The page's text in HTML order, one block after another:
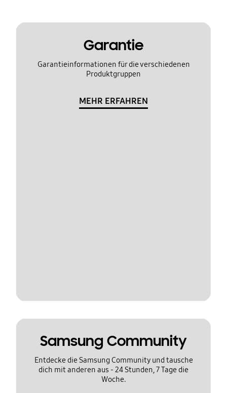
Garantie
Garantieinformationen für die verschiedenen
Produktgruppen
MEHR ERFAHREN
Samsung Community
Entdecke die Samsung Community und tausche
dich mit anderen aus - 24 Stunden, 7 Tage die
Woche.